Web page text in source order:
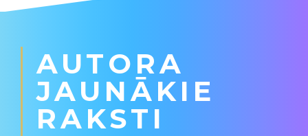
AUTORA
JAUNĀKIE
RAKSTI